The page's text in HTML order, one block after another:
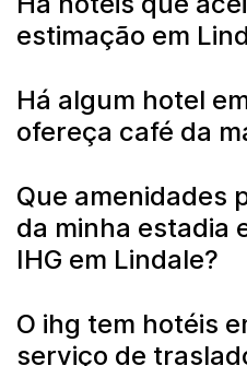
estimação em
Há algum hotel
ofereça café da
Que amenidades
da minha estadia
IHG em Lindale?
O ihg tem hotéis
serviço de